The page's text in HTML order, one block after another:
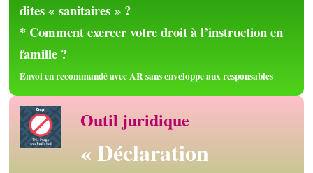
dites « sanitaires » ?
* Comment exercer votre droit à l’instruction en
famille ?
Envoi en recommandé avec AR sans enveloppe aux responsables
Outil juridique
« Déclaration